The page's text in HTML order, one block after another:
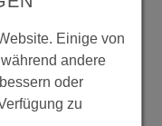
zu nehmen.Einige von
andere
oder
zu